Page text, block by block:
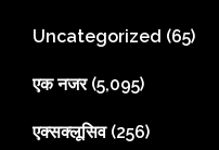
Uncategorized (65)
एक नजर(5,095)
एक्सक्लूसिव(256)